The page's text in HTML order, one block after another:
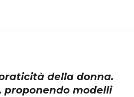
della donna.
modelli